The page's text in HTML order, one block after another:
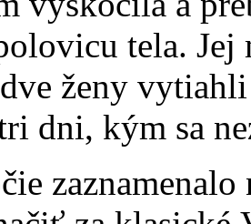
tela.
ženy
dni, kým sa